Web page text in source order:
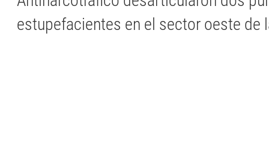
estupefacientes en el sector oeste de